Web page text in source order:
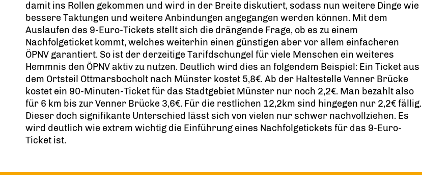
damit ins Rollen gekommen und wird in der Breite diskutiert, sodass nun weitere Dinge wie
bessere Taktungen und weitere Anbindungen angegangen werden können. Mit dem
Auslaufen des 9-Euro-Tickets stellt sich die drängende Frage, ob es zu einem
Nachfolgeticket kommt, welches weiterhin einen günstigen aber vor allem einfacheren
ÖPNV garantiert. So ist der derzeitige Tarifdschungel für viele Menschen ein weiteres
Hemmnis den ÖPNV aktiv zu nutzen. Deutlich wird dies an folgendem Beispiel: Ein Ticket aus
dem Ortsteil Ottmarsbocholt nach Münster kostet 5,8€. Ab der Haltestelle Venner Brücke
kostet ein 90-Minuten-Ticket für das Stadtgebiet Münster nur noch 2,2€. Man bezahlt also
für 6 km bis zur Venner Brücke 3,6€. Für die restlichen 12,2km sind hingegen nur 2,2€ fällig.
Dieser doch signifikante Unterschied lässt sich von vielen nur schwer nachvollziehen. Es
wird deutlich wie extrem wichtig die Einführung eines Nachfolgetickets für das 9-Euro-
Ticket ist.